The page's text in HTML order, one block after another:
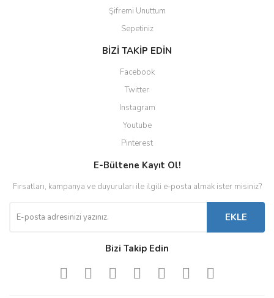
Şifremi Unuttum
Sepetiniz
BİZİ TAKİP EDİN
Facebook
Twitter
Instagram
Youtube
Pinterest
E-Bültene Kayıt Ol!
Fırsatları, kampanya ve duyuruları ile ilgili e-posta almak ister misiniz?
EKLE
Bizi Takip Edin